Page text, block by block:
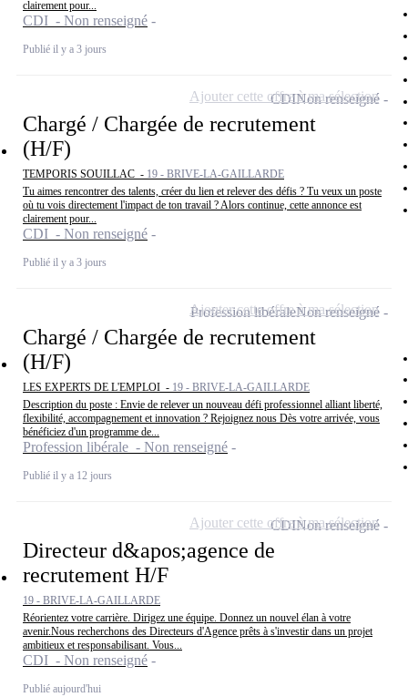
clairement pour...
CDI - Non renseigné
Publié il y a 3 jours
Chargé / Chargée de recrutement
(H/F)
TEMPORIS SOUILLAC - 19 - BRIVE-LA-GAILLARDE
Tu aimes rencontrer des talents, créer du lien et relever des défis ? Tu veux un poste
où tu vois directement l'impact de ton travail ? Alors continue, cette annonce est
clairement pour...
CDI - Non renseigné
Publié il y a 3 jours
CDINon renseigné
Ajouter cette offre à ma sélection
Chargé / Chargée de recrutement
(H/F)
LES EXPERTS DE L'EMPLOI - 19 - BRIVE-LA-GAILLARDE
Description du poste : Envie de relever un nouveau défi professionnel alliant liberté,
flexibilité, accompagnement et innovation ? Rejoignez nous Dès votre arrivée, vous
bénéficiez d'un programme de...
Profession libérale - Non renseigné
Publié il y a 12 jours
Profession libéraleNon renseigné
Ajouter cette offre à ma sélection
Directeur d&apos;agence de
recrutement H/F
19 - BRIVE-LA-GAILLARDE
Réorientez votre carrière. Dirigez une équipe. Donnez un nouvel élan à votre
avenir.Nous recherchons des Directeurs d'Agence prêts à s'investir dans un projet
ambitieux et responsabilisant. Vous...
CDI - Non renseigné
Publié aujourd'hui
CDINon renseigné
Ajouter cette offre à ma sélection